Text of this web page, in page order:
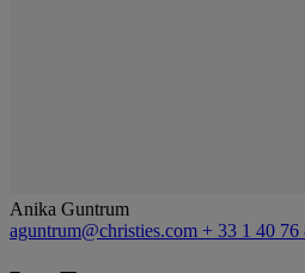
Anika Guntrum
aguntrum@christies.com + 33 1 40 76